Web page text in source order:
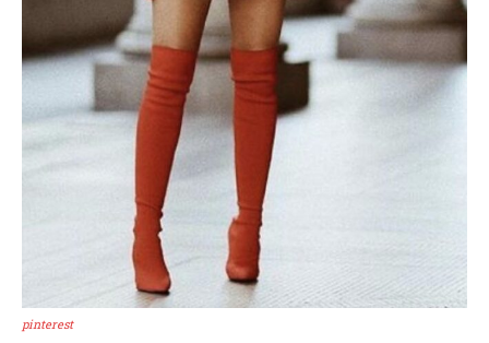
pinterest